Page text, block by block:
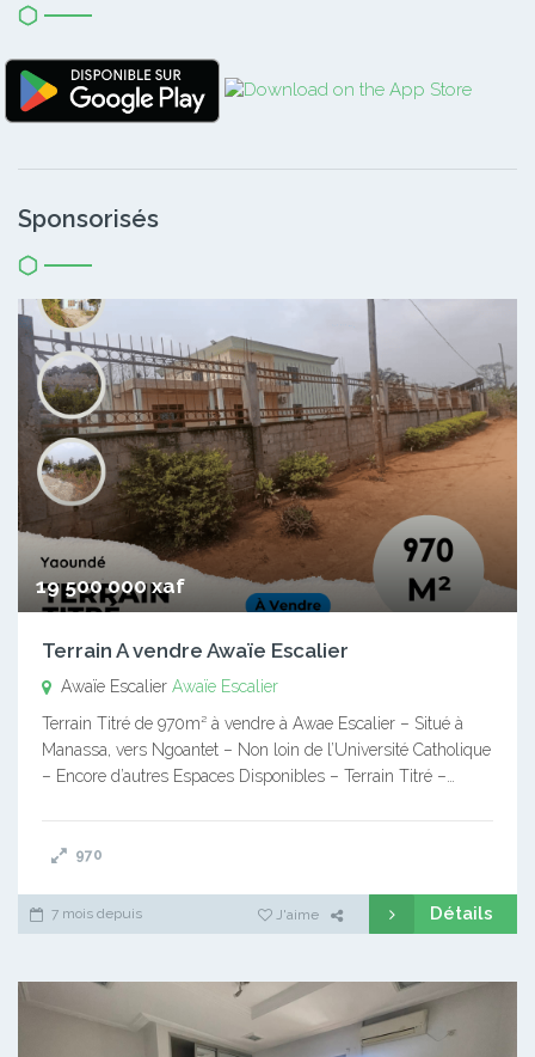
Sponsorisés
19 500 000 xaf
Terrain A vendre Awaïe Escalier
Awaïe Escalier Awaïe Escalier
Terrain Titré de 970m² à vendre à Awae Escalier – Situé à
Manassa, vers Ngoantet – Non loin de l’Université Catholique
– Encore d’autres Espaces Disponibles – Terrain Titré –…
970
7 mois depuis J'aime Détails